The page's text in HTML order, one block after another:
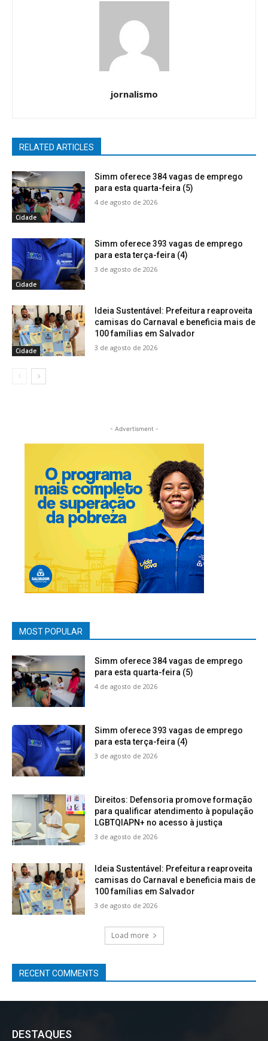
jornalismo
RELATED ARTICLES
Cidade
Simm oferece 384 vagas de emprego
para esta quarta-feira (5)
4 de agosto de 2026
Cidade
Simm oferece 393 vagas de emprego
para esta terça-feira (4)
3 de agosto de 2026
Cidade
Ideia Sustentável: Prefeitura reaproveita
camisas do Carnaval e beneficia mais de
100 famílias em Salvador
3 de agosto de 2026
- Advertisment -
MOST POPULAR
Simm oferece 384 vagas de emprego
para esta quarta-feira (5)
4 de agosto de 2026
Simm oferece 393 vagas de emprego
para esta terça-feira (4)
3 de agosto de 2026
Direitos: Defensoria promove formação
para qualificar atendimento à população
LGBTQIAPN+ no acesso à justiça
3 de agosto de 2026
Ideia Sustentável: Prefeitura reaproveita
camisas do Carnaval e beneficia mais de
100 famílias em Salvador
3 de agosto de 2026
Load more
RECENT COMMENTS
DESTAQUES